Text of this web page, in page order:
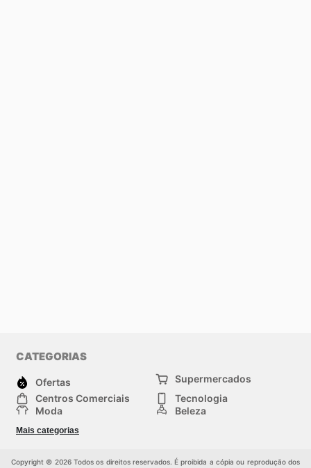
CATEGORIAS
Ofertas
Supermercados
Centros Comerciais
Tecnologia
Moda
Beleza
Construção e jardinagem
Mais categorias
Copyright © 2026 Todos os direitos reservados. É proibida a cópia ou reprodução dos